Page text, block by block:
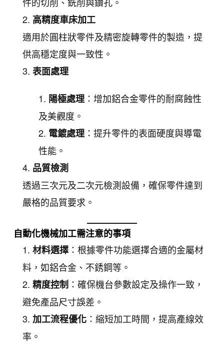
高精度車床加工
適用於圓柱狀零件及精密旋轉零件的製造，提
供高穩定度與一致性。
表面處理
陽極處理 ：增加鋁合金零件的耐腐蝕性
及美觀度。
電鍍處理 ：提升零件的表面硬度與導電
性能。
品質檢測
透過三次元及二次元檢測設備，確保零件達到
嚴格的品質要求。
自動化機械加工需注意的事項
材料選擇 ：根據零件功能選擇合適的金屬材
料，如鋁合金、不銹鋼等。
精度控制 ：確保機台參數設定及操作一致，
避免產品尺寸誤差。
加工流程優化 ：縮短加工時間，提高產線效
率。